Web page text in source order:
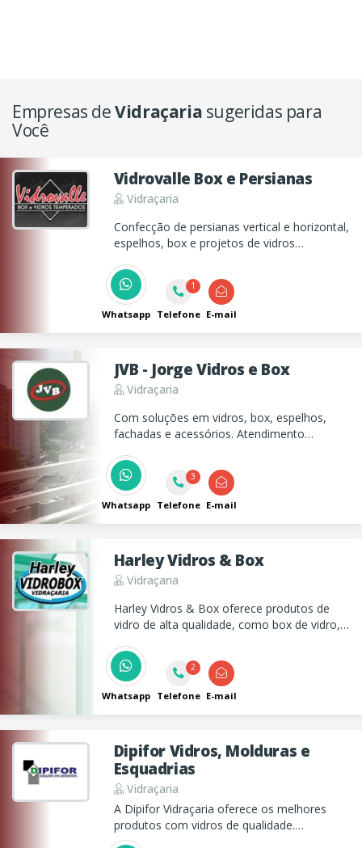
Empresas deVidraçaria sugeridas para
Você
Vidrovalle Box e Persianas
Vidraçaria
Confecção de persianas vertical e horizontal,
espelhos, box e projetos de vidros
sanfonadas em Taubaté!
Whatsapp
1
Telefone E-mail
JVB - Jorge Vidros e Box
Vidraçaria
Com soluções em vidros, box, espelhos,
fachadas e acessórios. Atendimento
instalação imediata.
Whatsapp
3
Telefone E-mail
Harley Vidros & Box
Vidraçaria
Harley Vidros & Box oferece produtos de
vidro de alta qualidade, como box de vidro,
barras antipânico para residências e
empresas.
Whatsapp
2
Telefone E-mail
Dipifor Vidros, Molduras e
Esquadrias
Vidraçaria
A Dipifor Vidraçaria oferece os melhores
produtos com vidros de qualidade.
Oferecendo uma completa linha de produtos